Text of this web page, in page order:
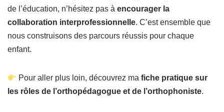
de l’éducation, n’hésitez pas à encourager la
collaboration interprofessionnelle. C’est ensemble que
nous construisons des parcours réussis pour chaque
enfant.
Pour aller plus loin, découvrez mafiche pratique sur
les rôles de l’orthopédagogue et de l’orthophoniste.